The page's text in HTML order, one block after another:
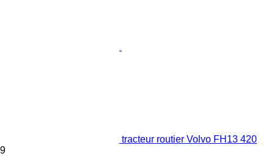
tracteur routier Volvo FH13 420
9